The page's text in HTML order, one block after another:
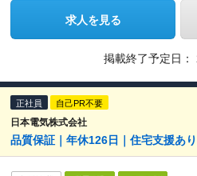
求人を見る
掲載終了予定日：
正社員 自己PR不要
日本電気株式会社
品質保証｜年休126日｜住宅支援あ